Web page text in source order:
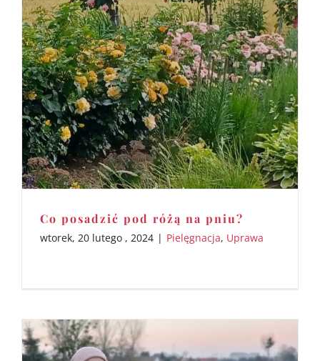
Co posadzić pod różą na pniu?
wtorek, 20 lutego , 2024 | Pielęgnacja, Uprawa